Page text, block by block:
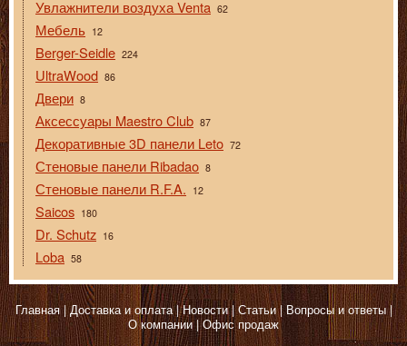
Увлажнители воздуха Venta 62
Мебель 12
Berger-Seidle 224
UltraWood 86
Двери 8
Аксессуары Maestro Club 87
Декоративные 3D панели Leto 72
Стеновые панели Ribadao 8
Стеновые панели R.F.A. 12
Saicos 180
Dr. Schutz 16
Loba 58
Главная Доставка и оплата Новости Статьи
Вопросы и ответы
О компании Офис продаж